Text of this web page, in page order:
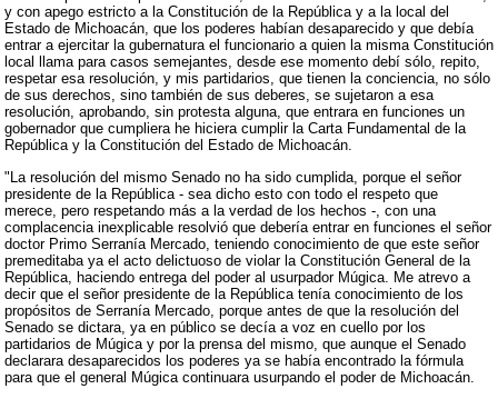
y con apego estricto a la Constitución de la República y a la local del
Estado de Michoacán, que los poderes habían desaparecido y que debía
entrar a ejercitar la gubernatura el funcionario a quien la misma Constitución
local llama para casos semejantes, desde ese momento debí sólo, repito,
respetar esa resolución, y mis partidarios, que tienen la conciencia, no sólo
de sus derechos, sino también de sus deberes, se sujetaron a esa
resolución, aprobando, sin protesta alguna, que entrara en funciones un
gobernador que cumpliera he hiciera cumplir la Carta Fundamental de la
República y la Constitución del Estado de Michoacán.
"La resolución del mismo Senado no ha sido cumplida, porque el señor
presidente de la República - sea dicho esto con todo el respeto que
merece, pero respetando más a la verdad de los hechos -, con una
complacencia inexplicable resolvió que debería entrar en funciones el señor
doctor Primo Serranía Mercado, teniendo conocimiento de que este señor
premeditaba ya el acto delictuoso de violar la Constitución General de la
República, haciendo entrega del poder al usurpador Múgica. Me atrevo a
decir que el señor presidente de la República tenía conocimiento de los
propósitos de Serranía Mercado, porque antes de que la resolución del
Senado se dictara, ya en público se decía a voz en cuello por los
partidarios de Múgica y por la prensa del mismo, que aunque el Senado
declarara desaparecidos los poderes ya se había encontrado la fórmula
para que el general Múgica continuara usurpando el poder de Michoacán.